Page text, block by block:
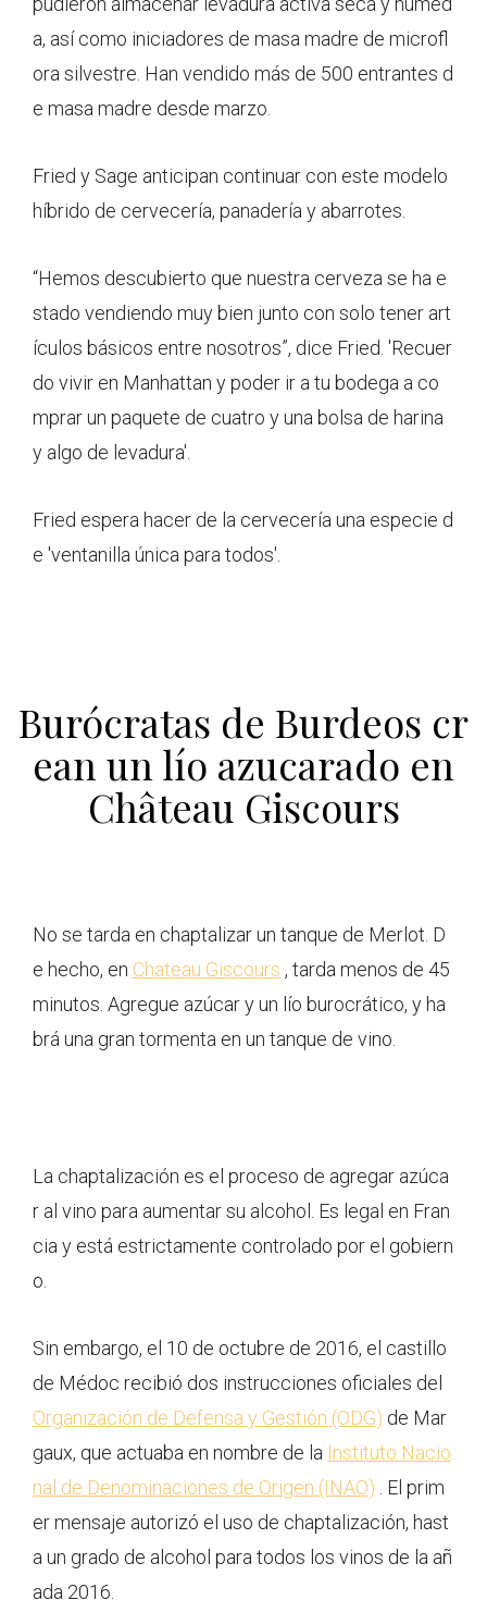
a, así como iniciadores de masa madre de microfl
ora silvestre. Han vendido más de 500 entrantes d
e masa madre desde marzo.
Fried y Sage anticipan continuar con este modelo
híbrido de cervecería, panadería y abarrotes.
“Hemos descubierto que nuestra cerveza se ha e
stado vendiendo muy bien junto con solo tener art
ículos básicos entre nosotros”, dice Fried. 'Recuer
do vivir en Manhattan y poder ir a tu bodega a co
mprar un paquete de cuatro y una bolsa de harina
y algo de levadura'.
Fried espera hacer de la cervecería una especie d
e 'ventanilla única para todos'.
Burócratas de Burdeos cr
ean un lío azucarado en
Château Giscours
No se tarda en chaptalizar un tanque de Merlot. D
e hecho, en Chateau Giscours , tarda menos de 45
minutos. Agregue azúcar y un lío burocrático, y ha
brá una gran tormenta en un tanque de vino.
La chaptalización es el proceso de agregar azúca
r al vino para aumentar su alcohol. Es legal en Fran
cia y está estrictamente controlado por el gobiern
o.
Sin embargo, el 10 de octubre de 2016, el castillo
de Médoc recibió dos instrucciones oficiales del
Organización de Defensa y Gestión (ODG) de Mar
gaux, que actuaba en nombre de la Instituto Nacio
nal de Denominaciones de Origen (INAO) . El prim
er mensaje autorizó el uso de chaptalización, hast
a un grado de alcohol para todos los vinos de la añ
ada 2016.